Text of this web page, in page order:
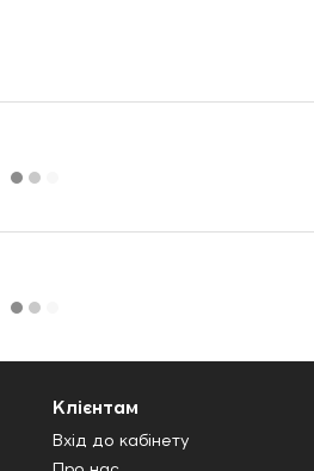
Клієнтам
Вхід до кабінету